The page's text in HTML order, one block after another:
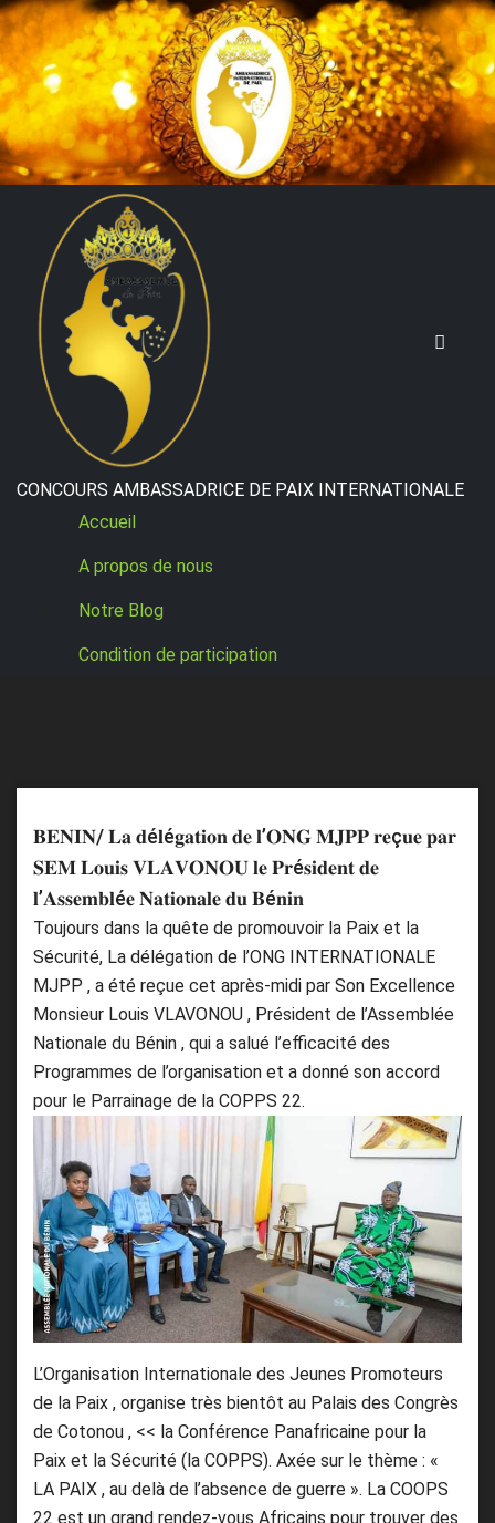
Skip
to
content
CONCOURS AMBASSADRICE DE PAIX INTERNATIONALE
Accueil
A propos de nous
Notre Blog
Condition de participation
𝐁𝐄𝐍𝐈𝐍/ 𝐋𝐚 𝐝é𝐥é𝐠𝐚𝐭𝐢𝐨𝐧 𝐝𝐞 𝐥’𝐎𝐍𝐆 𝐌𝐉𝐏𝐏 𝐫𝐞ç𝐮𝐞 𝐩𝐚𝐫
𝐒𝐄𝐌 𝐋𝐨𝐮𝐢𝐬 𝐕𝐋𝐀𝐕𝐎𝐍𝐎𝐔 𝐥𝐞 𝐏𝐫é𝐬𝐢𝐝𝐞𝐧𝐭 𝐝𝐞
𝐥’𝐀𝐬𝐬𝐞𝐦𝐛𝐥é𝐞 𝐍𝐚𝐭𝐢𝐨𝐧𝐚𝐥𝐞 𝐝𝐮 𝐁é𝐧𝐢𝐧
Toujours dans la quête de promouvoir la Paix et la
Sécurité, La délégation de l’ONG INTERNATIONALE
MJPP , a été reçue cet après-midi par Son Excellence
Monsieur Louis VLAVONOU , Président de l’Assemblée
Nationale du Bénin , qui a salué l’efficacité des
Programmes de l’organisation et a donné son accord
pour le Parrainage de la COPPS 22.
L’Organisation Internationale des Jeunes Promoteurs
de la Paix , organise très bientôt au Palais des Congrès
de Cotonou , << la Conférence Panafricaine pour la
Paix et la Sécurité (la COPPS). Axée sur le thème : «
LA PAIX , au delà de l’absence de guerre ». La COOPS
22 est un grand rendez-vous Africains pour trouver des